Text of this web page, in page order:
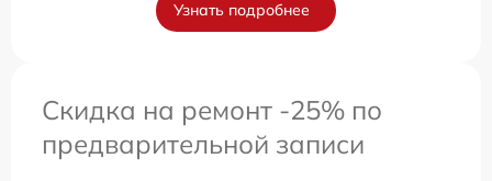
Узнать подробнее
Скидка на ремонт -25% по
предварительной записи